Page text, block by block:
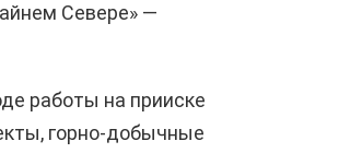
Севере» —
работы на прииске
горно-добычные